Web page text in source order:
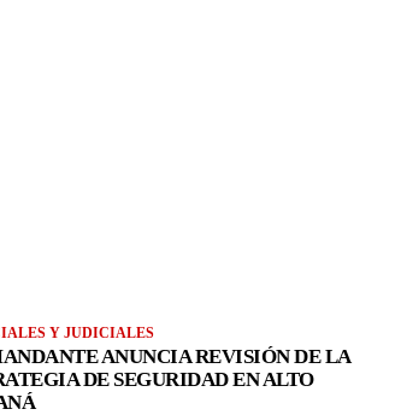
Y JUDICIALES
ANUNCIA REVISIÓN DE LA
DE SEGURIDAD EN ALTO